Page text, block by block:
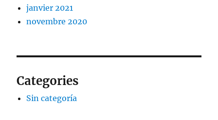
janvier 2021
novembre 2020
Categories
Sin categoría